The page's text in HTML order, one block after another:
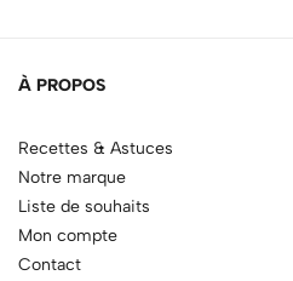
À PROPOS
Recettes & Astuces
Notre marque
Liste de souhaits
Mon compte
Contact